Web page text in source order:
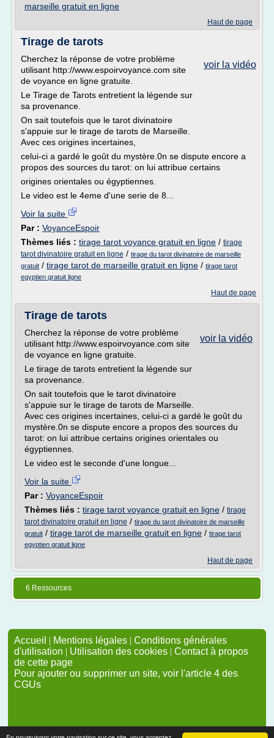
marseille gratuit en ligne
Haut de page
Tirage de tarots
voir la vidéo
Cherchez la réponse de votre problème
utilisant http://www.espoirvoyance.com site
de voyance en ligne gratuite.
Le Tirage de Tarots entretient la légende sur
sa provenance.
On sait toutefois que le tarot divinatoire
s'appuie sur le tirage de tarots de Marseille.
Avec ces origines incertaines,
celui-ci a gardé le goût du mystère.0n se dispute encore a
propos des sources du tarot: on lui attribue certains
origines orientales ou égyptiennes.
Le video est le 4eme d'une serie de 8...
Voir la suite
Par : VoyanceEspoir
Thèmes liés : tirage tarot voyance gratuit en ligne / tirage
tarot divinatoire gratuit en ligne / tirage du tarot divinatoire de marseille
gratuit / tirage tarot de marseille gratuit en ligne / tirage tarot
egyptien gratuit ligne
Haut de page
Tirage de tarots
voir la vidéo
Cherchez la réponse de votre problème
utilisant http://www.espoirvoyance.com site
de voyance en ligne gratuite.
Le tirage de tarots entretient la légende sur
sa provenance.
On sait toutefois que le tarot divinatoire
s'appuie sur le tirage de tarots de Marseille.
Avec ces origines incertaines, celui-ci a gardé le goût du
mystère.0n se dispute encore a propos des sources du
tarot: on lui attribue certains origines orientales ou
égyptiennes.
Le video est le seconde d'une longue...
Voir la suite
Par : VoyanceEspoir
Thèmes liés : tirage tarot voyance gratuit en ligne / tirage
tarot divinatoire gratuit en ligne / tirage du tarot divinatoire de marseille
gratuit / tirage tarot de marseille gratuit en ligne / tirage tarot
egyptien gratuit ligne
Haut de page
6 Ressources
Accueil | Mentions légales | Conditions générales
d'utilisation | Utilisation des cookies | Contact à propos
de cette page
Pour ajouter ou supprimer un site, voir l'article 4 des
CGUs